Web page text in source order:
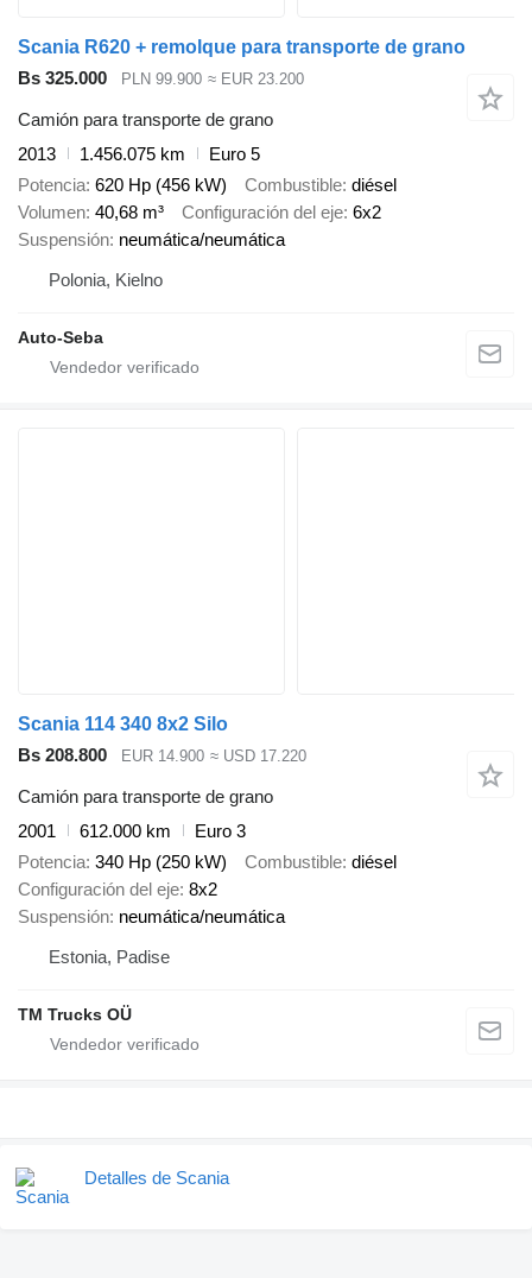
Scania R620 + remolque para transporte de grano
Bs 325.000
PLN 99.900 ≈ EUR 23.200
Camión para transporte de grano
2013
1.456.075 km
Euro 5
Potencia 620 Hp (456 kW) Combustible diésel
Volumen 40,68 m³ Configuración del eje 6x2
Suspensión neumática/neumática
Polonia, Kielno
Auto-Seba
Scania 114 340 8x2 Silo
Bs 208.800
EUR 14.900 ≈ USD 17.220
Camión para transporte de grano
2001
612.000 km
Euro 3
Potencia 340 Hp (250 kW) Combustible diésel
Configuración del eje 8x2
Suspensión neumática/neumática
Estonia, Padise
TM Trucks OÜ
Detalles de Scania